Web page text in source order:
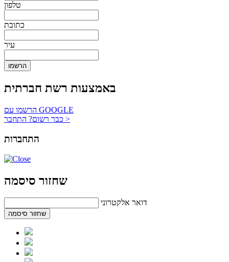
טלפון
כתובת
עיר
הרשמו
באמצעות רשת חברתית
הרשמו עם GOOGLE
כבר רשום? התחבר >
התחברות
שחזור סיסמה
דואר אלקטרוני
שחזור סיסמה